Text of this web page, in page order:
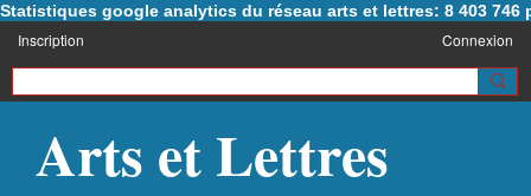
Statistiques google analytics du réseau arts et lettres: 8 403 746
Inscription Connexion
Arts et Lettres